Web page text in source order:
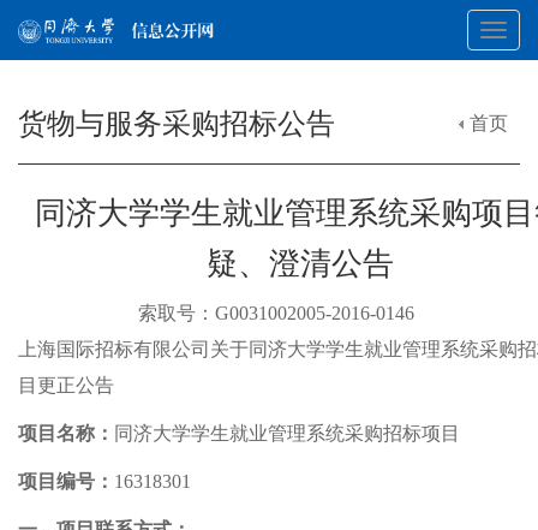
货物与服务采购招标公告 首页
同济大学学生就业管理系统采购项
疑、澄清公告
索取号：G0031002005-2016-0146
上海国际招标有限公司关于同济大学学生就业管理系统采购
目更正公告
项目名称： 同济大学学生就业管理系统采购招标项目
项目编号： 16318301